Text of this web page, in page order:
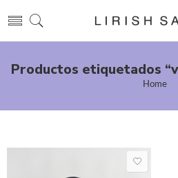
Productos etiquetados
Home